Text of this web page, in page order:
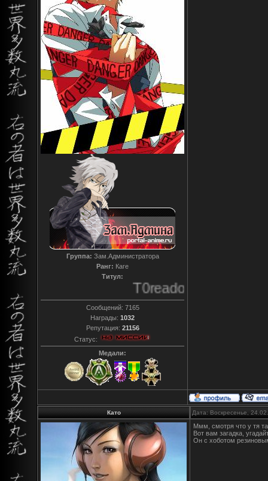
Группа: Зам.Администратора
Ранг: Каге
Титул:
T0reador xD
Сообщений: 7165
Награды: 1032
Репутация: 21156
Статус:
Медали:
Като Дата: Воскресенье,
Ммм, смотря что у тя
Вот вам загадка,
Он с хоботом